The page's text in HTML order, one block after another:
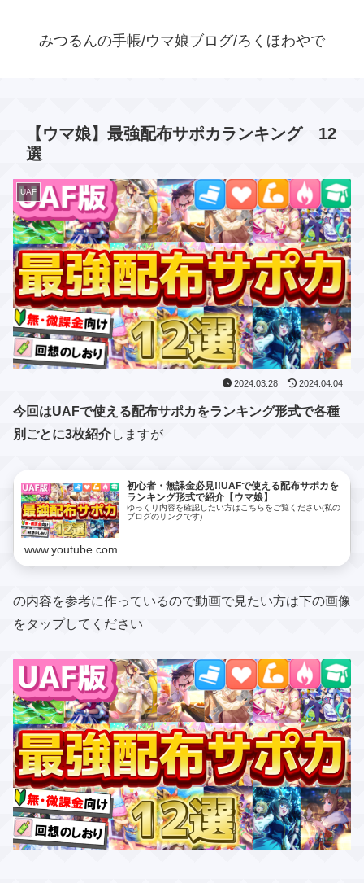
みつるんの手帳/ウマ娘ブログ/ろくほわやで
【ウマ娘】最強配布サポカランキング 12
選
UAF
2024.03.28 2024.04.04
今回はUAFで使える配布サポカをランキング形式で各種
別ごとに3枚紹介しますが
初心者・無課金必見!!UAFで使える配布サポカを
ランキング形式で紹介【ウマ娘】
ゆっくり内容を確認したい方はこちらをご覧ください(私の
ブログのリンクです)
www.youtube.com
の内容を参考に作っているので動画で見たい方は下の画像
をタップしてください